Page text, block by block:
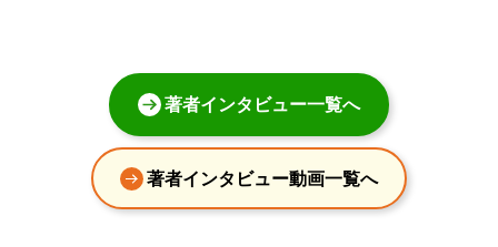
著者インタビュー一覧へ
著者インタビュー動画一覧へ